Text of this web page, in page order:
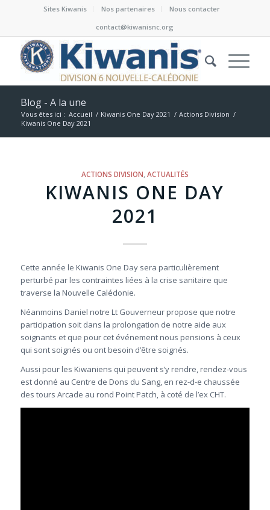
Sites Kiwanis Nos partenaires
Nous contacter
contact@kiwanisnc.org
Blog - A la une
Vous êtes ici : Accueil / Kiwanis One Day 2021 / Actions Division /
Kiwanis One Day 2021
ACTIONS DIVISION ACTUALITÉS
KIWANIS ONE DAY
2021
Cette année le Kiwanis One Day sera particulièrement
perturbé par les contraintes liées à la crise sanitaire que
traverse la Nouvelle Calédonie.
Néanmoins Daniel notre Lt Gouverneur propose que notre
participation soit dans la prolongation de notre aide aux
soignants et que pour cet événement nous pensions à ceux
qui sont soignés ou ont besoin d’être soignés.
Aussi pour les Kiwaniens qui peuvent s’y rendre, rendez-vous
est donné au Centre de Dons du Sang, en rez-d-e chaussée
des tours Arcade au rond Point Patch, à coté de l’ex CHT.